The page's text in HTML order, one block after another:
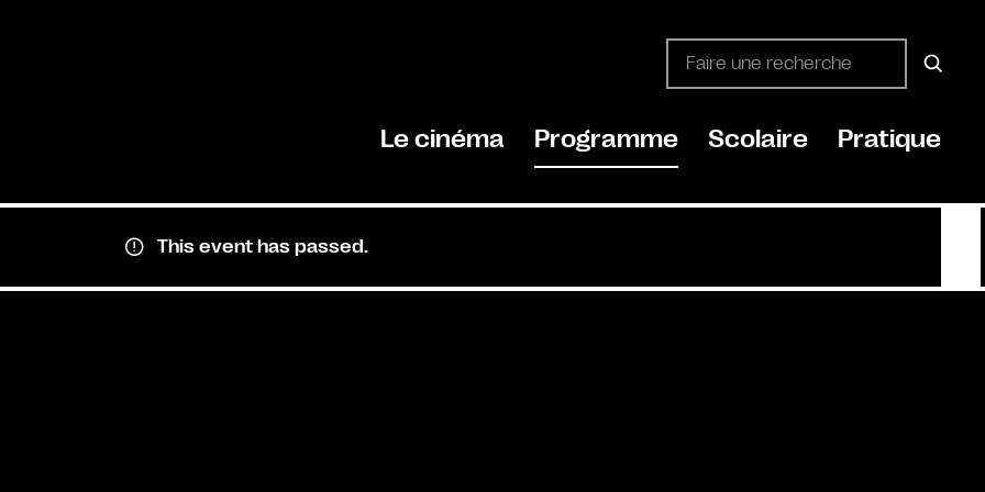
Le cinéma Programme Scolaire Pratique
This event has passed.